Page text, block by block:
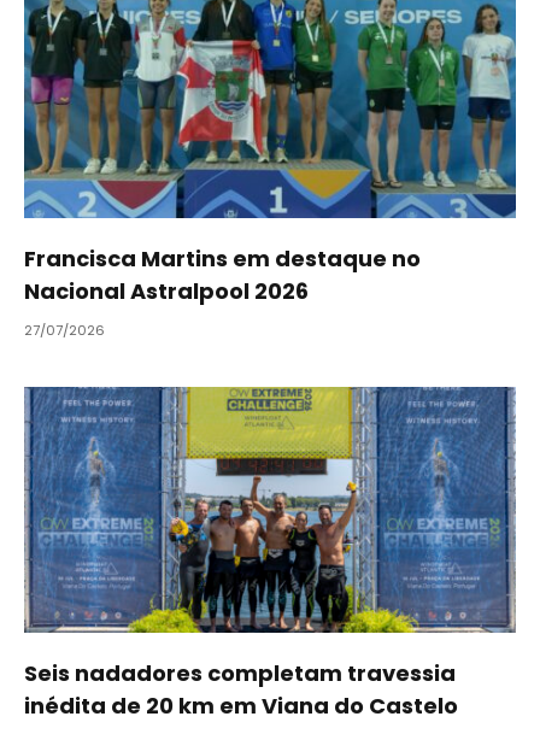
Francisca Martins em destaque no
Nacional Astralpool 2026
27/07/2026
Seis nadadores completam travessia
inédita de 20 km em Viana do Castelo